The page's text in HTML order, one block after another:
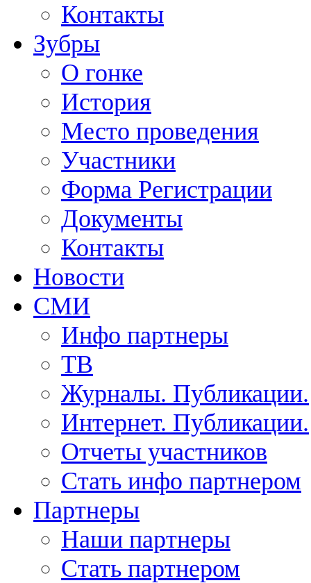
Контакты
Зубры
О гонке
История
Место проведения
Участники
Форма Регистрации
Документы
Контакты
Новости
СМИ
Инфо партнеры
ТВ
Журналы. Публикации.
Интернет. Публикации.
Отчеты участников
Стать инфо партнером
Партнеры
Наши партнеры
Стать партнером